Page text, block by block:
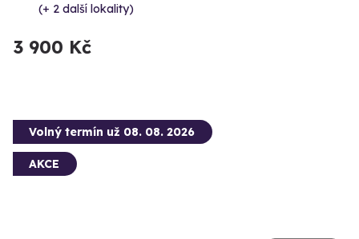
(+ 2 další lokality)
3 900 Kč
Volný termín už 08. 08. 2026
AKCE